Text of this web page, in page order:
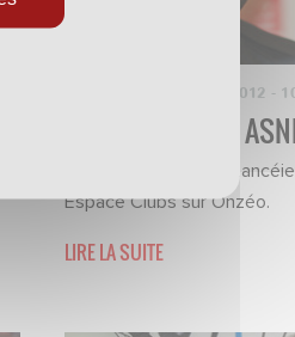
02/03/2012 -
Karaboué avant
L'interview du milieu
Espace Clubs sur Onzéo.
LIRE LA SUITE